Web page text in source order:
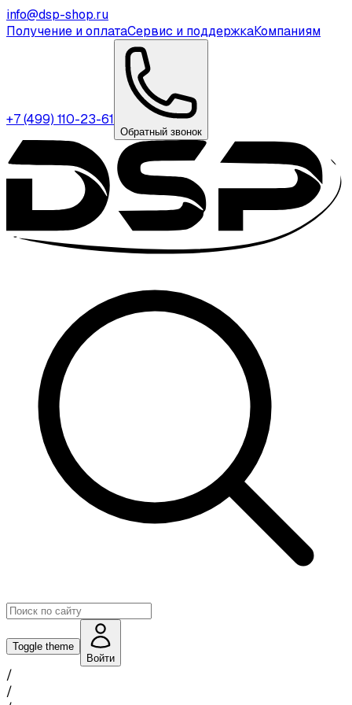
info@dsp-shop.ru
Получение и оплатаСервис и поддержкаКомпаниям
+7 (499) 110-23-61
Обратный звонок
Toggle theme
Войти
/
/